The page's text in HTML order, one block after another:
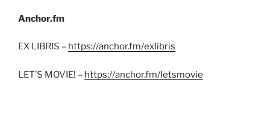
Anchor.fm
EX LIBRIS – https://anchor.fm/exlibris
LET’S MOVIE! – https://anchor.fm/letsmovie